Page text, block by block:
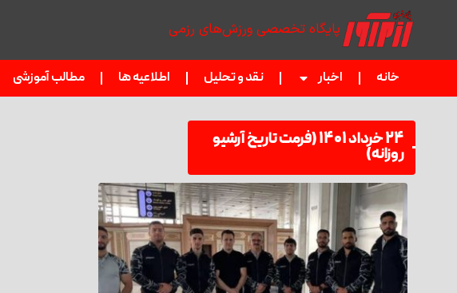
پایگاه تخصصی ورزش‌های رزمی
خانه اخبار نقد و تحلیل اطلاعیه ها مطالب آموزشی
۲۴ خرداد ۱۴۰۱ (فرمت تاریخ آرشیو
روزانه)